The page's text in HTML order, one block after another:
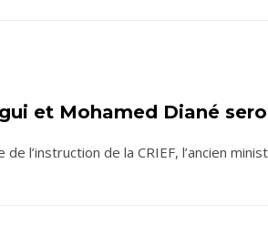
et Mohamed Diané
l’instruction de la CRIEF, l’ancien